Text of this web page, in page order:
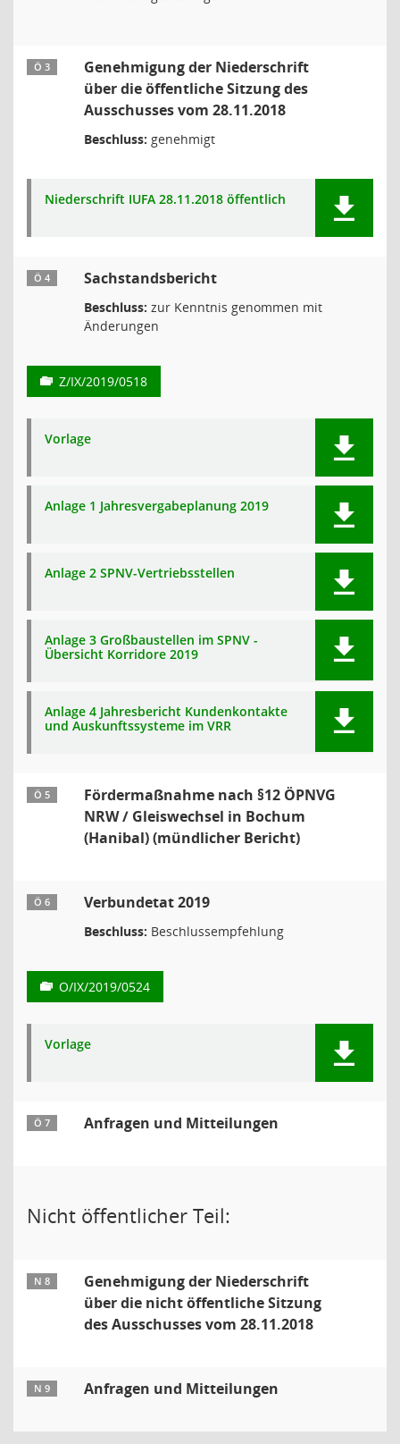
Ö 3
Genehmigung der Niederschrift
über die öffentliche Sitzung des
Ausschusses vom 28.11.2018
Beschluss: genehmigt
Niederschrift IUFA 28.11.2018 öffentlich
Ö 4 Sachstandsbericht
Beschluss: zur Kenntnis genommen mit
Änderungen
Z/IX/2019/0518
Vorlage
Anlage 1 Jahresvergabeplanung 2019
Anlage 2 SPNV-Vertriebsstellen
Anlage 3 Großbaustellen im SPNV -
Übersicht Korridore 2019
Anlage 4 Jahresbericht Kundenkontakte
und Auskunftssysteme im VRR
Ö 5
Fördermaßnahme nach §12 ÖPNVG
NRW / Gleiswechsel in Bochum
(Hanibal) (mündlicher Bericht)
Ö 6 Verbundetat 2019
Beschluss: Beschlussempfehlung
O/IX/2019/0524
Vorlage
Ö 7 Anfragen und Mitteilungen
Nicht öffentlicher Teil:
N 8
Genehmigung der Niederschrift
über die nicht öffentliche Sitzung
des Ausschusses vom 28.11.2018
N 9 Anfragen und Mitteilungen